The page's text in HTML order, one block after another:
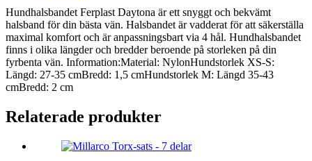
Hundhalsbandet Ferplast Daytona är ett snyggt och bekvämt
halsband för din bästa vän. Halsbandet är vadderat för att säkerställa
maximal komfort och är anpassningsbart via 4 hål. Hundhalsbandet
finns i olika längder och bredder beroende på storleken på din
fyrbenta vän. Information:Material: NylonHundstorlek XS-S:
Längd: 27-35 cmBredd: 1,5 cmHundstorlek M: Längd 35-43
cmBredd: 2 cm
Relaterade produkter